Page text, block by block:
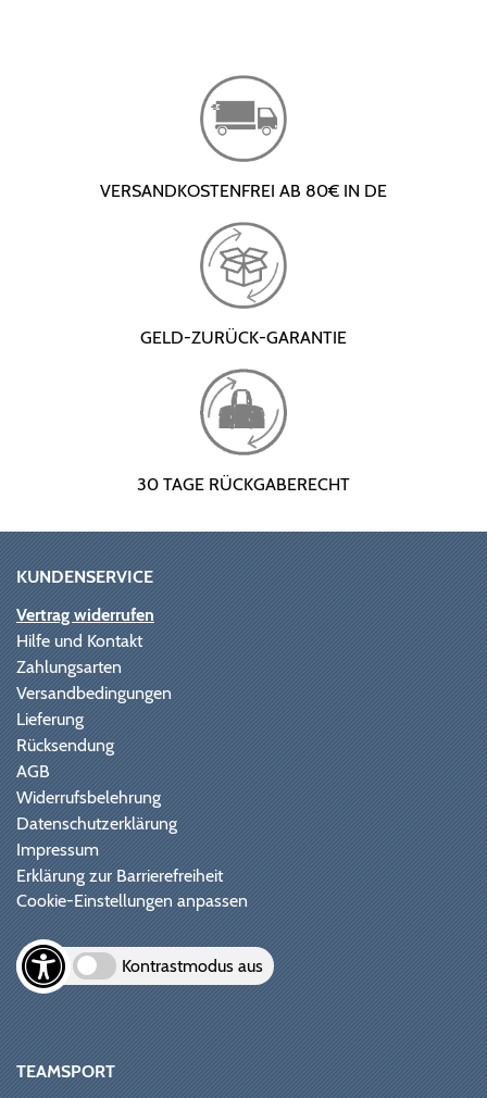
VERSANDKOSTENFREI AB 80€ IN DE
GELD-ZURÜCK-GARANTIE
30 TAGE RÜCKGABERECHT
KUNDENSERVICE
Vertrag widerrufen
Hilfe und Kontakt
Zahlungsarten
Versandbedingungen
Lieferung
Rücksendung
AGB
Widerrufsbelehrung
Datenschutzerklärung
Impressum
Erklärung zur Barrierefreiheit
Cookie-Einstellungen anpassen
Kontrastmodus aus
TEAMSPORT